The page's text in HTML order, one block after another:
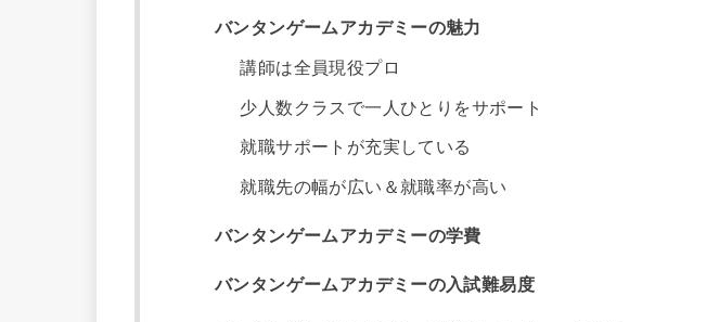
バンタンゲームアカデミーの魅力
講師は全員現役プロ
少人数クラスで一人ひとりをサポート
就職サポートが充実している
就職先の幅が広い＆就職率が高い
バンタンゲームアカデミーの学費
バンタンゲームアカデミーの入試難易度